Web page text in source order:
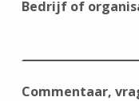
Bedrijf of
Commentaar,